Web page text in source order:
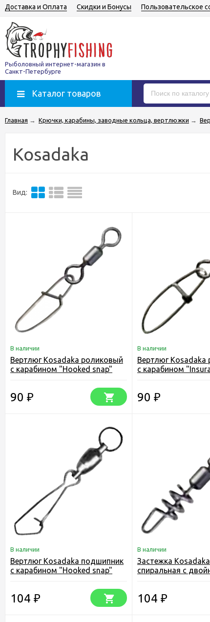
Доставка и Оплата Скидки и Бонусы Пользовательское
Рыболовный интернет-магазин в
Санкт-Петербурге
Каталог товаров
Главная → Крючки, карабины, заводные кольца, вертлюжки →
Kosadaka
Вид:
В наличии
Вертлюг Kosadaka роликовый
с карабином "Hooked snap"
90 ₽
В наличии
Вертлюг Kosadaka
с карабином
90 ₽
В наличии
Вертлюг Kosadaka подшипник
с карабином "Hooked snap"
104 ₽
В наличии
Застежка Kosadaka
спиральная с
104 ₽